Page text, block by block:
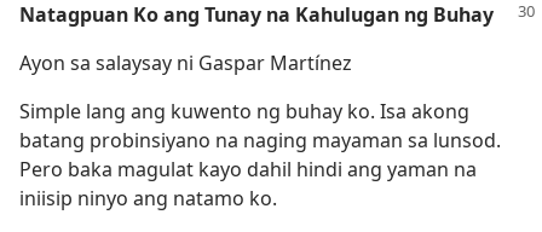
window)
Natagpuan Ko ang Tunay na Kahulugan ng Buhay
Ayon sa salaysay ni Gaspar Martínez
Simple lang ang kuwento ng buhay ko. Isa akong
batang probinsiyano na naging mayaman sa lunsod.
Pero baka magulat kayo dahil hindi ang yaman na
iniisip ninyo ang natamo ko.